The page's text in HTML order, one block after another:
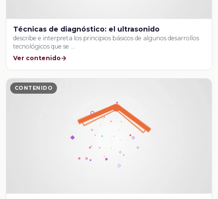
Técnicas de diagnóstico: el ultrasonido
describe e interpreta los principios básicos de algunos desarrollos
tecnológicos que se …
Ver contenido
CONTENIDO